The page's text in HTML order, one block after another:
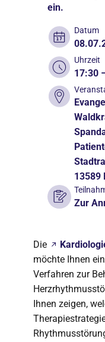
ein.
Datum
Uhrzeit
17:30
13589
Zur
Die
möchte Ihnen
Verfahren zur
Ihnen zeigen,